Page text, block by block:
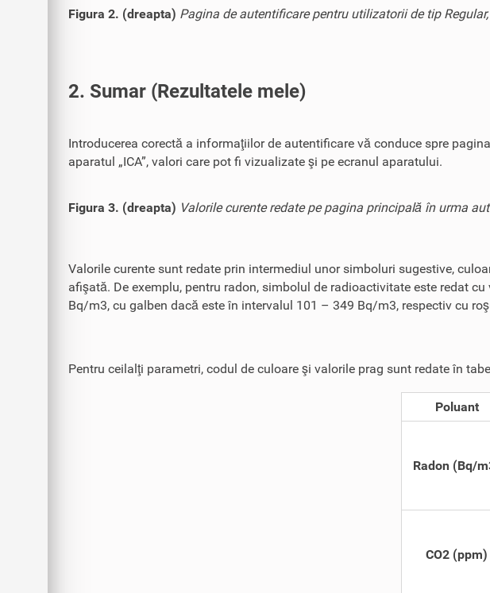
Figura 2. (dreapta) Pagina de autentificare pentru utilizatorii de tip
2. Sumar (Rezultatele mele)
Introducerea corectă a informaţiilor de autentificare vă conduce spre
aparatul „ICA”, valori care pot fi vizualizate şi pe ecranul aparatului.
Figura 3. (dreapta) Valorile curente redate pe pagina principală în urma
Valorile curente sunt redate prin intermediul unor simboluri sugestive,
afişată. De exemplu, pentru radon, simbolul de radioactivitate este redat
Bq/m3, cu galben dacă este în intervalul 101 – 349 Bq/m3, respectiv cu
Pentru ceilalţi parametri, codul de culoare şi valorile prag sunt redate în
Poluant
Radon (Bq/
CO2 (ppm)